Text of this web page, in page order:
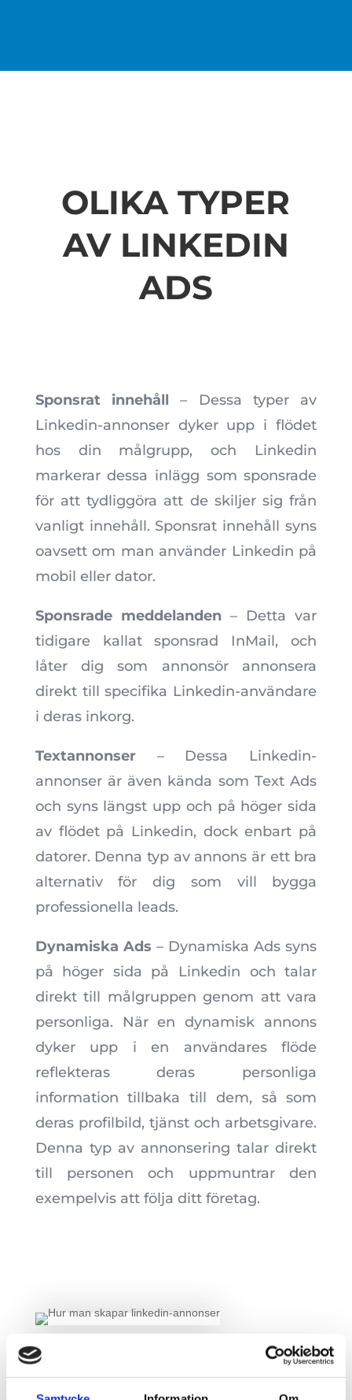
OLIKA TYPER
AV LINKEDIN
ADS
Sponsrat innehåll – Dessa typer av
Linkedin-annonser dyker upp i flödet
hos din målgrupp, och Linkedin
markerar dessa inlägg som sponsrade
för att tydliggöra att de skiljer sig från
vanligt innehåll. Sponsrat innehåll syns
oavsett om man använder Linkedin på
mobil eller dator.
Sponsrade meddelanden– Detta var
tidigare kallat sponsrad InMail, och
låter dig som annonsör annonsera
direkt till specifika Linkedin-användare
i deras inkorg.
Textannonser– Dessa Linkedin-
annonser är även kända som Text Ads
och syns längst upp och på höger sida
av flödet på Linkedin, dock enbart på
datorer. Denna typ av annons är ett bra
alternativ för dig som vill bygga
professionella leads.
Dynamiska Ads – Dynamiska Ads syns
på höger sida på Linkedin och talar
direkt till målgruppen genom att vara
personliga. När en dynamisk annons
dyker upp i en användares flöde
reflekteras deras personliga
information tillbaka till dem, så som
deras profilbild, tjänst och arbetsgivare.
Denna typ av annonsering talar direkt
till personen och uppmuntrar den
exempelvis att följa ditt företag.